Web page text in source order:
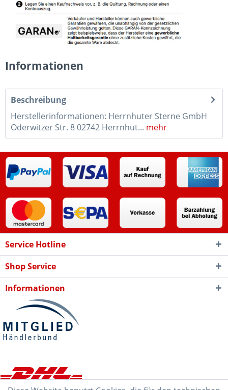
Informationen
Beschreibung
Herstellerinformationen: Herrnhuter Sterne GmbH
Oderwitzer Str. 8 02742 Herrnhut... mehr
Service Hotline
Shop Service
Informationen